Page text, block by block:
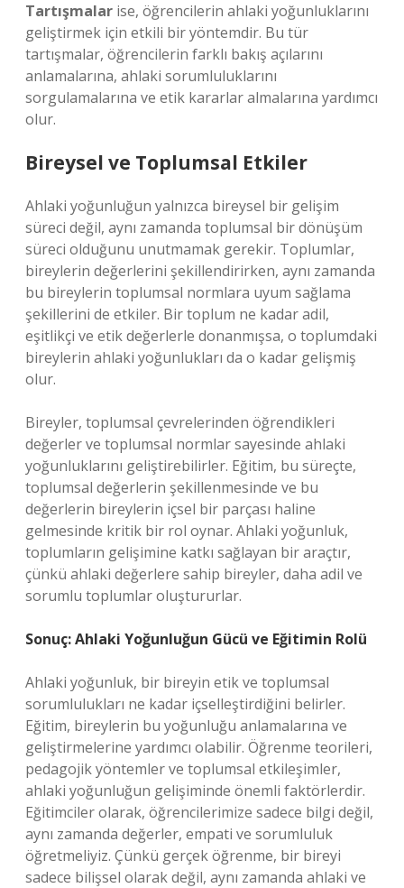
Tartışmalar ise, öğrencilerin ahlaki yoğunluklarını
geliştirmek için etkili bir yöntemdir. Bu tür
tartışmalar, öğrencilerin farklı bakış açılarını
anlamalarına, ahlaki sorumluluklarını
sorgulamalarına ve etik kararlar almalarına yardımcı
olur.
Bireysel ve Toplumsal Etkiler
Ahlaki yoğunluğun yalnızca bireysel bir gelişim
süreci değil, aynı zamanda toplumsal bir dönüşüm
süreci olduğunu unutmamak gerekir. Toplumlar,
bireylerin değerlerini şekillendirirken, aynı zamanda
bu bireylerin toplumsal normlara uyum sağlama
şekillerini de etkiler. Bir toplum ne kadar adil,
eşitlikçi ve etik değerlerle donanmışsa, o toplumdaki
bireylerin ahlaki yoğunlukları da o kadar gelişmiş
olur.
Bireyler, toplumsal çevrelerinden öğrendikleri
değerler ve toplumsal normlar sayesinde ahlaki
yoğunluklarını geliştirebilirler. Eğitim, bu süreçte,
toplumsal değerlerin şekillenmesinde ve bu
değerlerin bireylerin içsel bir parçası haline
gelmesinde kritik bir rol oynar. Ahlaki yoğunluk,
toplumların gelişimine katkı sağlayan bir araçtır,
çünkü ahlaki değerlere sahip bireyler, daha adil ve
sorumlu toplumlar oluştururlar.
Sonuç: Ahlaki Yoğunluğun Gücü ve Eğitimin Rolü
Ahlaki yoğunluk, bir bireyin etik ve toplumsal
sorumlulukları ne kadar içselleştirdiğini belirler.
Eğitim, bireylerin bu yoğunluğu anlamalarına ve
geliştirmelerine yardımcı olabilir. Öğrenme teorileri,
pedagojik yöntemler ve toplumsal etkileşimler,
ahlaki yoğunluğun gelişiminde önemli faktörlerdir.
Eğitimciler olarak, öğrencilerimize sadece bilgi değil,
aynı zamanda değerler, empati ve sorumluluk
öğretmeliyiz. Çünkü gerçek öğrenme, bir bireyi
sadece bilişsel olarak değil, aynı zamanda ahlaki ve